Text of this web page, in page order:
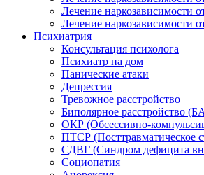
Лечение наркозависимости
Лечение наркозависимости
Психиатрия
Консультация психолога
Психиатр на дом
Панические атаки
Депрессия
Тревожное расстройство
Биполярное расстройство
ОКР (Обсессивно-
ПТСР (Посттравматическое
СДВГ (Синдром дефицита
Социопатия